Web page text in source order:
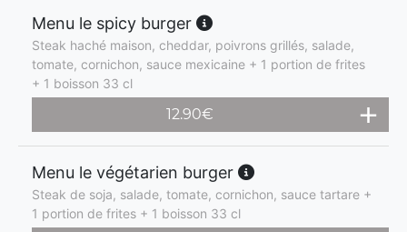
Menu le spicy burger
Steak haché maison, cheddar, poivrons grillés, salade,
tomate, cornichon, sauce mexicaine + 1 portion de frites
+ 1 boisson 33 cl
12.90€
Menu le végétarien burger
Steak de soja, salade, tomate, cornichon, sauce tartare +
1 portion de frites + 1 boisson 33 cl